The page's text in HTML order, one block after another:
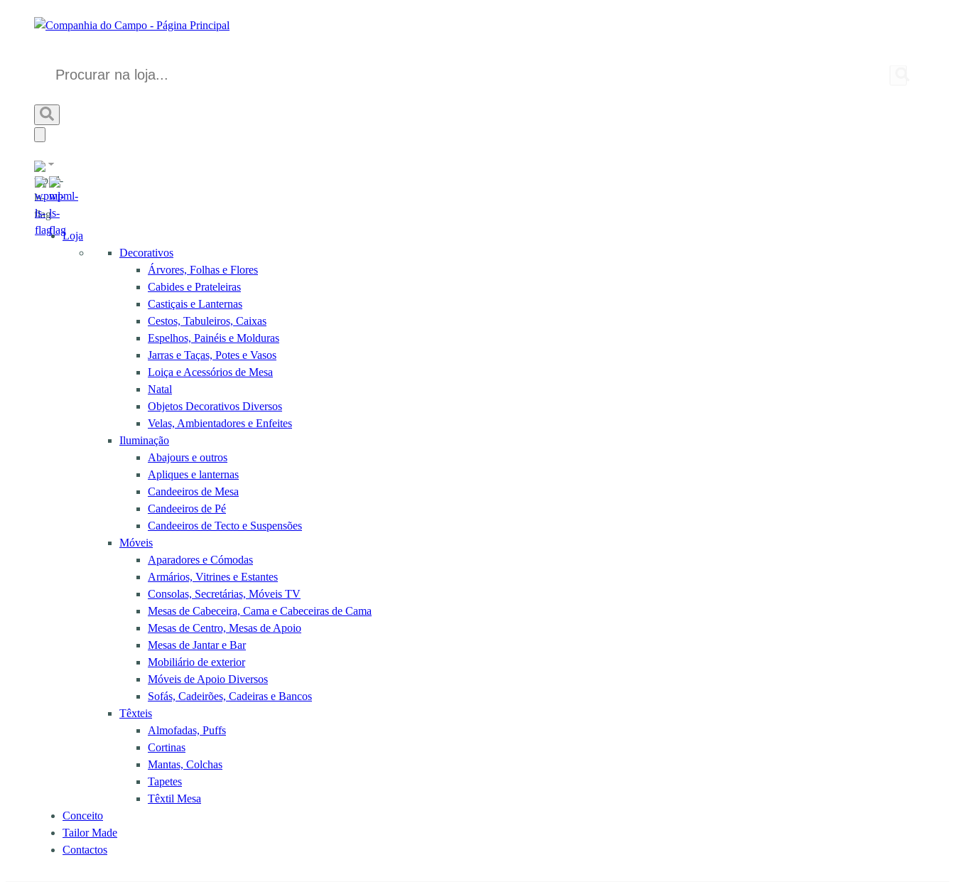
Loja
Decorativos
Árvores, Folhas e Flores
Cabides e Prateleiras
Castiçais e Lanternas
Cestos, Tabuleiros, Caixas
Espelhos, Painéis e Molduras
Jarras e Taças, Potes e Vasos
Loiça e Acessórios de Mesa
Natal
Objetos Decorativos Diversos
Velas, Ambientadores e Enfeites
Iluminação
Abajours e outros
Apliques e lanternas
Candeeiros de Mesa
Candeeiros de Pé
Candeeiros de Tecto e Suspensões
Móveis
Aparadores e Cómodas
Armários, Vitrines e Estantes
Consolas, Secretárias, Móveis TV
Mesas de Cabeceira, Cama e Cabeceiras de Cama
Mesas de Centro, Mesas de Apoio
Mesas de Jantar e Bar
Mobiliário de exterior
Móveis de Apoio Diversos
Sofás, Cadeirões, Cadeiras e Bancos
Têxteis
Almofadas, Puffs
Cortinas
Mantas, Colchas
Tapetes
Têxtil Mesa
Conceito
Tailor Made
Contactos